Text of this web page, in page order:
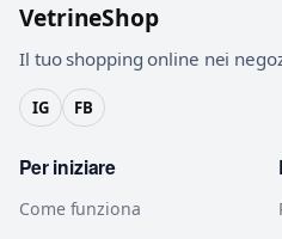
VetrineShop
Il tuo shopping online nei
IG FB
Per iniziare
Come funziona